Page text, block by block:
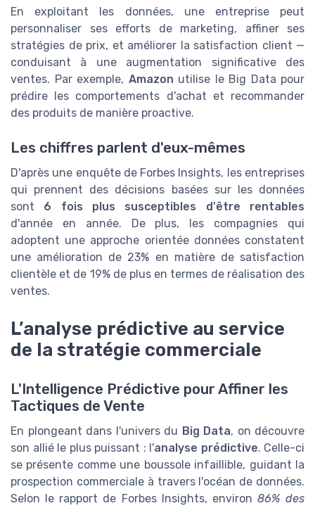
En exploitant les données, une entreprise peut
personnaliser ses efforts de marketing, affiner ses
stratégies de prix, et améliorer la satisfaction client —
conduisant à une augmentation significative des
ventes. Par exemple, Amazon utilise le Big Data pour
prédire les comportements d'achat et recommander
des produits de manière proactive.
Les chiffres parlent d'eux-mêmes
D'après une enquête de Forbes Insights, les entreprises
qui prennent des décisions basées sur les données
sont 6 fois plus susceptibles d'être rentables
d'année en année. De plus, les compagnies qui
adoptent une approche orientée données constatent
une amélioration de 23% en matière de satisfaction
clientèle et de 19% de plus en termes de réalisation des
ventes.
L’analyse prédictive au service
de la stratégie commerciale
L'Intelligence Prédictive pour Affiner les
Tactiques de Vente
En plongeant dans l'univers du Big Data, on découvre
son allié le plus puissant : l'analyse prédictive. Celle-ci
se présente comme une boussole infaillible, guidant la
prospection commerciale à travers l'océan de données.
Selon le rapport de Forbes Insights, environ 86% des